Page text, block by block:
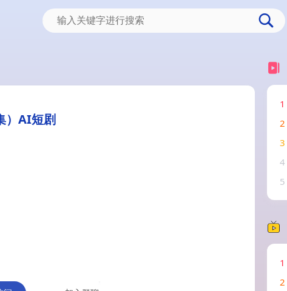
）AI短剧
1
2
3
4
5
1
2